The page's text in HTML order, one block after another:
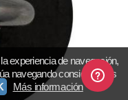
experiencia de navegación,
navegando consideramos
Más información